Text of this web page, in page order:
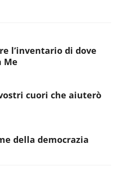
l’inventario di dove
Me
cuori che aiuterò
della democrazia